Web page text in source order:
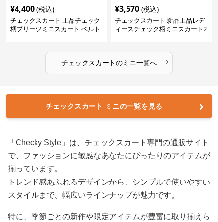
¥4,400 (税込)
チェックスカート 上品チェック
柄プリーツミニスカート ベルト
¥3,570 (税込)
チェックスカート 新品上品レデ
ィースチェック柄ミニスカート2
チェックスカートのミニ一覧へ ›
チェックスカート ミニの一覧を見る
「Checky Style」は、チェックスカート専門の通販サイト
で、ファッションに敏感なあなたにぴったりのアイテムが
揃っています。
トレンド感あふれるデザインから、シンプルで使いやすい
スタイルまで、幅広いラインナップが魅力です。
特に、季節ごとの新作や限定アイテムが豊富に取り揃えら